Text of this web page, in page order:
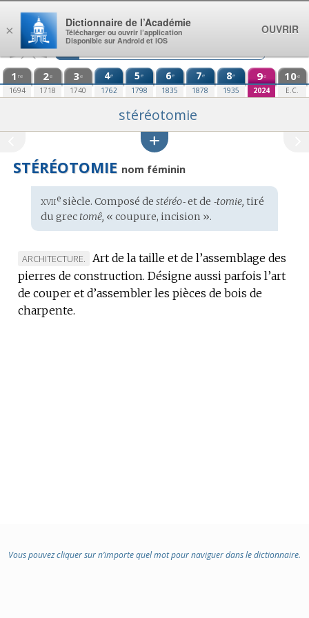
Aller au contenu
1 re
1694
2e
1718
3e
1740
4e
1762
5e
1798
6e
1835
7e
1878
8e
1935
9e
2024
10e
E.C.
stéréotomie
STÉRÉOTOMIE nom féminin
Étymologie
:
xviiesiècle. Composé de stéréo‑et de ‑tomie, tiré
du grectomê, « coupure, incision ».
MARQUE
DE
DOMAINE
:
ARCHITECTURE.
Art de la taille et de l’assemblage des
pierres de construction. Désigne aussi parfois l’art
de couper et d’assembler les pièces de bois de
charpente.
Vous pouvez cliquer sur n’importe quel mot pour naviguer dans le dictionnaire.
×
Dictionnaire de l’Académie
Télécharger ou ouvrir l’application
Disponible sur Android et iOS
OUVRIR